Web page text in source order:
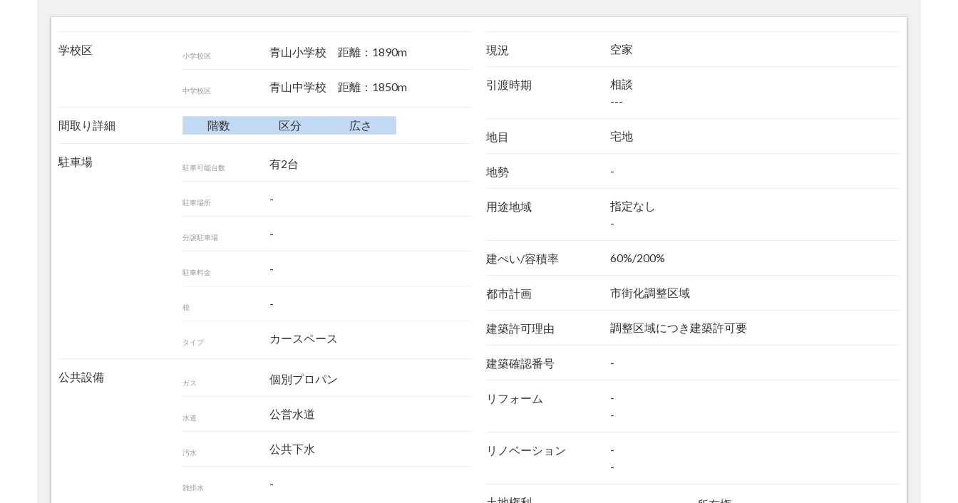
学校区 小学校区 青山小学校 距離：1890m
中学校区 青山中学校 距離：1850m
間取り詳細 階数 区分 広さ
駐車場 駐車可能台数 有2台
駐車場所 -
分譲駐車場 -
駐車料金 -
税 -
タイプ カースペース
公共設備 ガス 個別プロパン
水道 公営水道
汚水 公共下水
雑排水 -
現況 空家
引渡時期
相談
---
地目 宅地
地勢 -
用途地域
指定なし
-
建ぺい/容積率 60%/200%
都市計画 市街化調整区域
建築許可理由 調整区域につき建築許可要
建築確認番号 -
リフォーム
-
-
リノベーション
-
-